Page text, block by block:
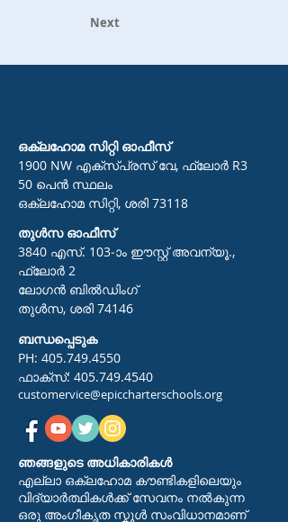
Next
ഒക്ലഹോമ സിറ്റി ഓഫീസ്
1900 NW എക്സ്പ്രസ് വേ, ഫ്ലോർ R3
50 പെൻ സ്ഥലം
ഒക്ലഹോമ സിറ്റി, ശരി 73118
തുൾസ ഓഫീസ്
3840 എസ്. 103-ാം ഈസ്റ്റ് അവന്യൂ.,
ഫ്ലോർ 2
ലോഗൻ ബിൽഡിംഗ്
തുൾസ, ശരി 74146
ബന്ധപ്പെടുക
PH: 405.749.4550
ഫാക്സ്: 405.749.4540
customervice@epiccharterschools.org
ഞങ്ങളുടെ അധികാരികൾ
എല്ലാ ഒക്ലഹോമ കൗണ്ടികളിലെയും
വിദ്യാർത്ഥികൾക്ക് സേവനം നൽകുന്ന
ഒരു അംഗീകൃത സ്കൂൾ സംവിധാനമാണ്